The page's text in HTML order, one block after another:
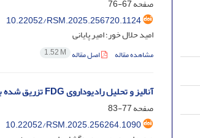
صفحه67-76
10.22052/RSM.2025.256720.1124
امید حلال خور؛ امیر پایانی
مشاهده مقاله اصل مقاله 1.52 M
آنالیز و تحلیل رادیو‌داروی FDG تزریق شده به بافت سرطانی با افزایش کسر مولی اکسیژن-18 با استفاده از MCNP
صفحه77-83
10.22052/RSM.2025.256264.1090